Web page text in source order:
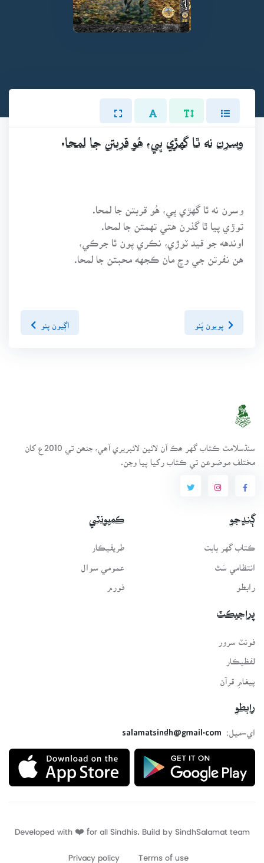
وسرن نه ٿا گهڙي ڀي، هُو قربتن جا لمحا.
وسرن نه ٿا گهڙي ڀي، هُو قربتن جا لمحا.
توڙي پيا ٿا گذرن هتي تهمتن جا لمحا.
اوندهه جو قيد ٽوڙي، نڪري پون ٿا جرڪي،
هن نفرتن جي وچ مان ڪجهه محبتن جا لمحا.
پويون پَنو اڳيون پنو
سنڌسلامت ڪتاب گهر ھڪ آن لائين لائبريري آھي، جنھن تي 2010ع کان
مختلف موضوعن تي ڪتاب رکيا پيا وڃن.
ڳنڍجو
ڪتاب گهر بابت
انتظامي سَٿ
رابطو
ڪميونٽي
طريقيڪار
عمومي سوال
فورم
پراجيڪٽ
لفظيڪار
پيغامِ قرآن
رابطو
اي-ميل:
salamatsindh@gmail.com
Developed with ❤️ for all Sindhis. Build by
Terms of use